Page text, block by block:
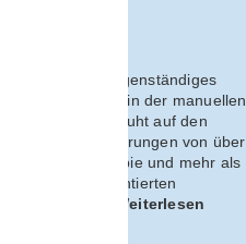
Die FOI ist ein eigenständiges
Therapiekonzept in der manuellen
Therapie. Sie beruht auf den
praktischen Erfahrungen von über
25 Jahren Therapie und mehr als
150.000 dokumentierten
Weiterlesen